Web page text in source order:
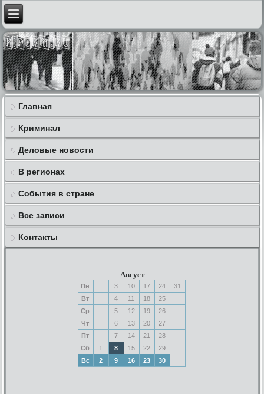
Главная
Криминал
Деловые новости
В регионах
События в стране
Все записи
Контакты
Август
Пн 3 10 17 24
31
Вт
4 11 18
25
Ср
5 12 19
26
Чт
6 13 20
27
Пт
7 14 21
28
Сб
1 8 15 22
29
Вс
2 9 16 23 30